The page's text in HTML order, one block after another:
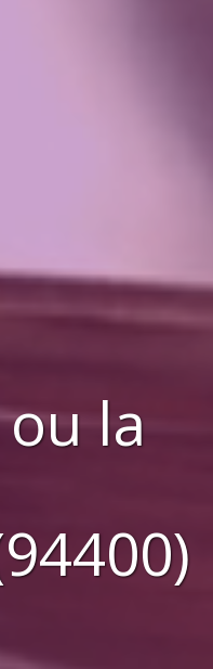
la